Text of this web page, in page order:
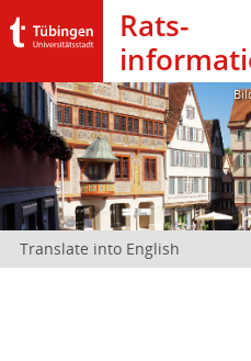
Rats­
Translate into English